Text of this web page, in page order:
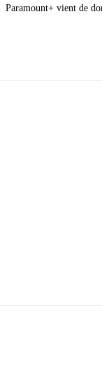
Paramount+ vient de